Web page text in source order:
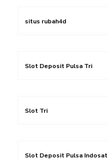
situs rubah4d
Slot Deposit Pulsa Tri
Slot Tri
Slot Deposit Pulsa Indosat